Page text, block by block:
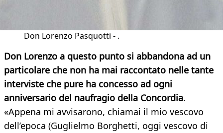
Don Lorenzo Pasquotti - .
Don Lorenzo a questo punto si abbandona ad un
particolare che non ha mai raccontato nelle tante
interviste che pure ha concesso ad ogni
anniversario del naufragio della Concordia.
«Appena mi avvisarono, chiamai il mio vescovo
dell’epoca (Guglielmo Borghetti, oggi vescovo di